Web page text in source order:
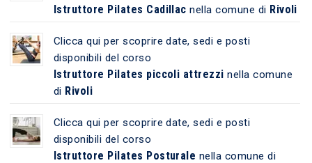
Istruttore Pilates Cadillac nella comune di Rivoli
Clicca qui per scoprire date, sedi e posti
disponibili del corso
Istruttore Pilates piccoli attrezzi nella comune
di Rivoli
Clicca qui per scoprire date, sedi e posti
disponibili del corso
Istruttore Pilates Posturale nella comune di